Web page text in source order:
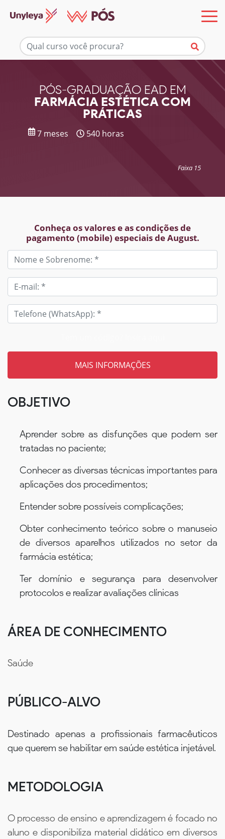
PÓS-GRADUAÇÃO EAD EM
FARMÁCIA ESTÉTICA COM
PRÁTICAS
7 meses 540 horas
Faixa 15
Conheça os valores e as condições de
pagamento (mobile) especiais de August.
Mais informações
OBJETIVO
Aprender sobre as disfunções que podem ser
tratadas no paciente;
Conhecer as diversas técnicas importantes para
aplicações dos procedimentos;
Entender sobre possíveis complicações;
Obter conhecimento teórico sobre o manuseio
de diversos aparelhos utilizados no setor da
farmácia estética;
Ter domínio e segurança para desenvolver
protocolos e realizar avaliações clínicas
ÁREA DE CONHECIMENTO
Saúde
PÚBLICO-ALVO
Destinado apenas a profissionais farmacêuticos
que querem se habilitar em saúde estética injetável.
METODOLOGIA
O processo de ensino e aprendizagem é focado no
aluno e disponibiliza material didático em diversos